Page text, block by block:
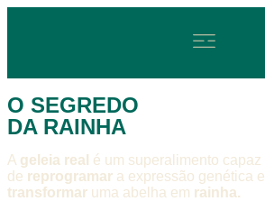
O SEGREDO
DA RAINHA
A geleia real é um superalimento capaz
de reprogramar a expressão genética e
transformar uma abelha em rainha.